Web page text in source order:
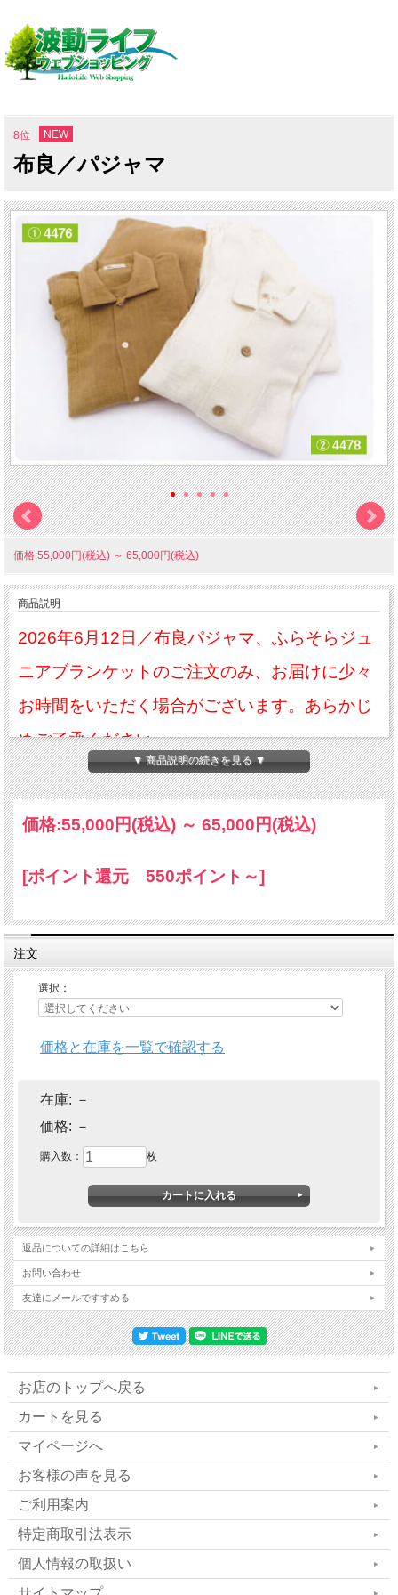
8位 NEW
布良／パジャマ
価格:55,000円(税込) ～ 65,000円(税込)
商品説明
2026年6月12日／布良パジャマ、ふらそらジュ
ニアブランケットのご注文のみ、お届けに少々
お時間をいただく場合がございます。あらかじ
めご了承ください。
波動共鳴コットン「布良」の
前島雄二社長にインタビュー
▼ 商品説明の続きを見る ▼
価格:55,000円(税込) ～ 65,000円(税込)
[ポイント還元 550ポイント～]
注文
選択：
価格と在庫を一覧で確認する
在庫: －
価格: －
購入数： 枚
返品についての詳細はこちら
お問い合わせ
友達にメールですすめる
お店のトップへ戻る
カートを見る
マイページへ
お客様の声を見る
ご利用案内
特定商取引法表示
個人情報の取扱い